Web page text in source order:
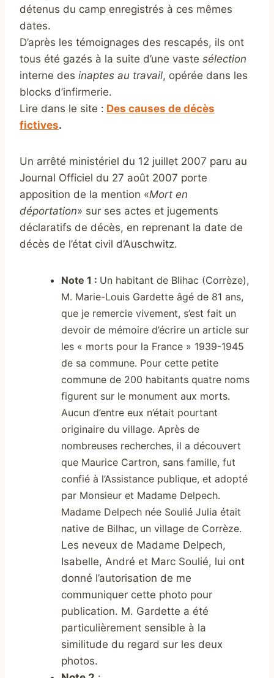
détenus du camp enregistrés à ces mêmes
dates.
D’après les témoignages des rescapés, ils ont
tous été gazés à la suite d’une vaste sélection
interne des inaptes au travail, opérée dans les
blocks d’infirmerie.
Lire dans le site : Des causes de décès
fictives.
Un arrêté ministériel du 12 juillet 2007 paru au
Journal Officiel du 27 août 2007 porte
apposition de la mention «Mort en
déportation» sur ses actes et jugements
déclaratifs de décès, en reprenant la date de
décès de l’état civil d’Auschwitz.
Note 1 : Un habitant de Blihac (Corrèze),
M. Marie-Louis Gardette âgé de 81 ans,
que je remercie vivement, s’est fait un
devoir de mémoire d’écrire un article sur
les « morts pour la France » 1939-1945
de sa commune. Pour cette petite
commune de 200 habitants quatre noms
figurent sur le monument aux morts.
Aucun d’entre eux n’était pourtant
originaire du village. Après de
nombreuses recherches, il a découvert
que Maurice Cartron, sans famille, fut
confié à l’Assistance publique, et adopté
par Monsieur et Madame Delpech.
Madame Delpech née Soulié Julia était
native de Bilhac, un village de Corrèze.
Les neveux de Madame Delpech,
Isabelle, André et Marc Soulié, lui ont
donné l’autorisation de me
communiquer cette photo pour
publication. M. Gardette a été
particulièrement sensible à la
similitude du regard sur les deux
photos.